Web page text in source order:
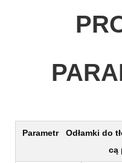
Parametr
Odłamki do
cą